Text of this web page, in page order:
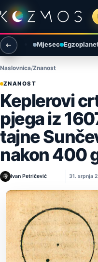
Preskoči na sadržaj
Otvori izbornik
Otvori pretragu
Mjesec
Naslovnica Znanost
ZNANOST
Keplerovi
pjega iz
tajne
nakon 400
Ivan Petričević 31. srpnja